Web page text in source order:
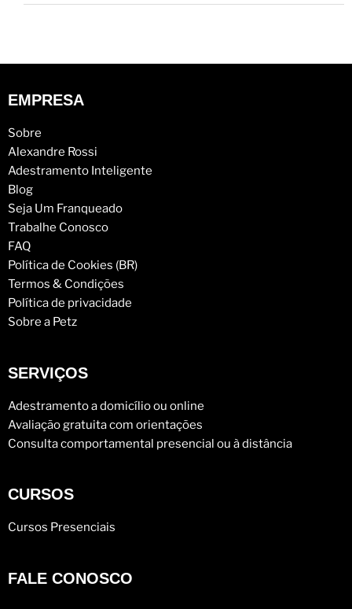
EMPRESA
Sobre
Alexandre Rossi
Adestramento Inteligente
Blog
Seja Um Franqueado
Trabalhe Conosco
FAQ
Política de Cookies (BR)
Termos & Condições
Política de privacidade
Sobre a Petz
SERVIÇOS
Adestramento a domicílio ou online
Avaliação gratuita com orientações
Consulta comportamental presencial ou à distância
CURSOS
Cursos Presenciais
FALE CONOSCO